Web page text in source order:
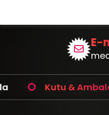
E-
Kutu & Ambalaj